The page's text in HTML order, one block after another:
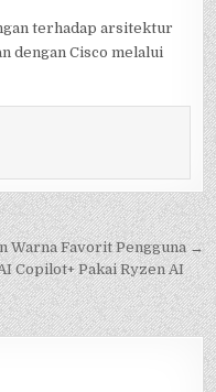
terhadap arsitektur
dengan Cisco melalui
Warna Favorit Pengguna →
Copilot+ Pakai Ryzen AI